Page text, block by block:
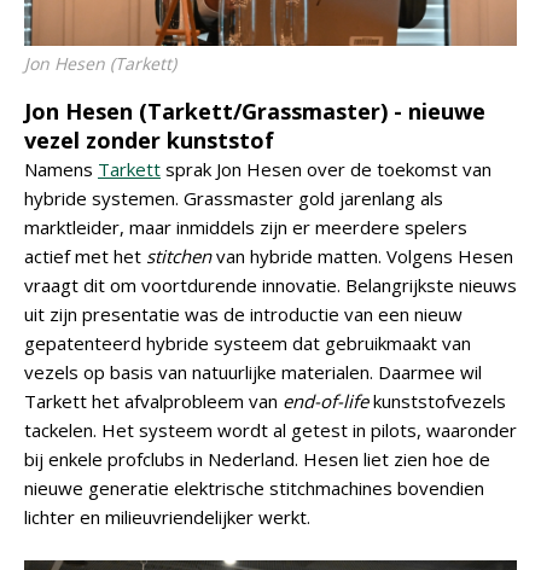
Jon Hesen (Tarkett)
Jon Hesen (Tarkett/Grassmaster) - nieuwe
vezel zonder kunststof
Namens Tarkett sprak Jon Hesen over de toekomst van
hybride systemen. Grassmaster gold jarenlang als
marktleider, maar inmiddels zijn er meerdere spelers
actief met het stitchenvan hybride matten. Volgens Hesen
vraagt dit om voortdurende innovatie. Belangrijkste nieuws
uit zijn presentatie was de introductie van een nieuw
gepatenteerd hybride systeem dat gebruikmaakt van
vezels op basis van natuurlijke materialen. Daarmee wil
Tarkett het afvalprobleem van end-of-lifekunststofvezels
tackelen. Het systeem wordt al getest in pilots, waaronder
bij enkele profclubs in Nederland. Hesen liet zien hoe de
nieuwe generatie elektrische stitchmachines bovendien
lichter en milieuvriendelijker werkt.